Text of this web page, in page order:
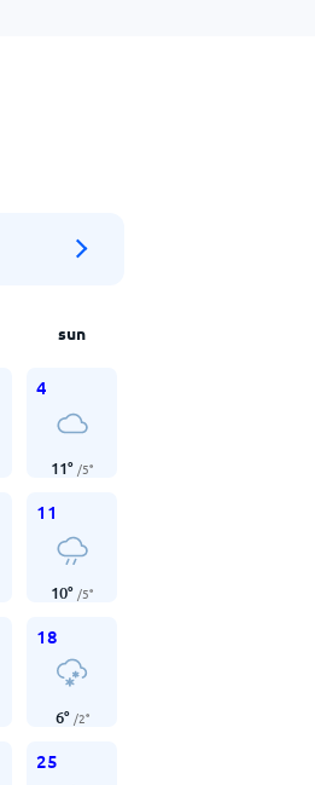
sun
4
11° /5°
11
10° /5°
18
6° /2°
25